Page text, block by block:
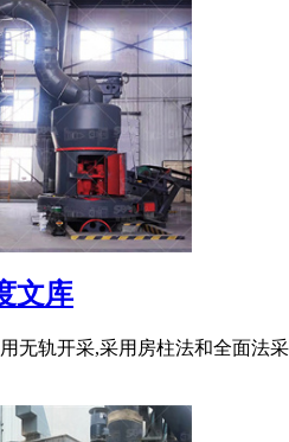
文库
无轨开采,采用房柱法和全面法